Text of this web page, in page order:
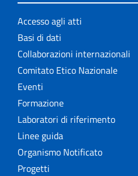
Accesso agli atti
Basi di dati
Collaborazioni internazionali
Comitato Etico Nazionale
Eventi
Formazione
Laboratori di riferimento
Linee guida
Organismo Notificato
Progetti